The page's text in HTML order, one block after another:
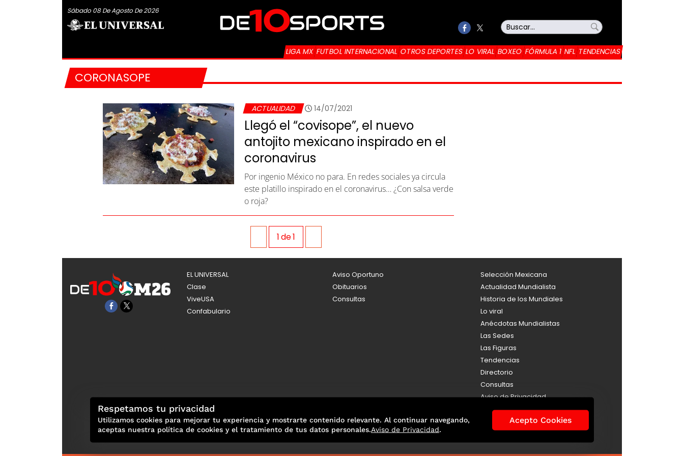
Sábado 08 De Agosto De 2026
LIGA MX FUTBOL INTERNACIONAL OTROS DEPORTES LO VIRAL BOXEO FÓRMULA 1 NFL TENDENCIAS
CORONASOPE
ACTUALIDAD 14/07/2021
Llegó el “covisope”, el nuevo
antojito mexicano inspirado en el
coronavirus
Por ingenio México no para. En redes sociales ya circula
este platillo inspirado en el coronavirus… ¿Con salsa verde
o roja?
1de1
EL UNIVERSAL
Clase
ViveUSA
Confabulario
Aviso Oportuno
Obituarios
Consultas
Selección Mexicana
Actualidad Mundialista
Historia de los Mundiales
Lo viral
Anécdotas Mundialistas
Las Sedes
Las Figuras
Tendencias
Directorio
Consultas
Aviso de Privacidad
Respetamos tu privacidad
Utilizamos cookies para mejorar tu experiencia y mostrarte contenido relevante. Al continuar navegando,
aceptas nuestra política de cookies y el tratamiento de tus datos personales.Aviso de Privacidad.
Acepto Cookies